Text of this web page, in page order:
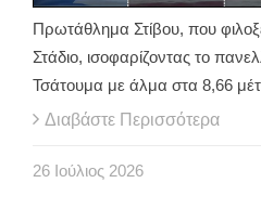
Πρωτάθλημα Στίβου, που
Στάδιο, ισοφαρίζοντας το
Τσάτουμα με άλμα στα 8,66
Διαβάστε Περισσότερα
26 Ιούλιος 2026